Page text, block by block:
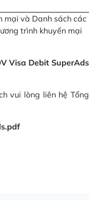
mại và Danh sách các
trình khuyến mại
Visa Debit SuperAds
vui lòng liên hệ Tổng